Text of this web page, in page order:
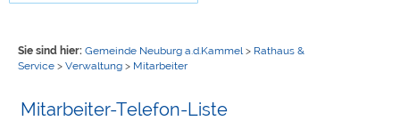
Sie sind hier: Gemeinde Neuburg a.d.Kammel > Rathaus &
Service> Verwaltung> Mitarbeiter
Mitarbeiter-Telefon-Liste